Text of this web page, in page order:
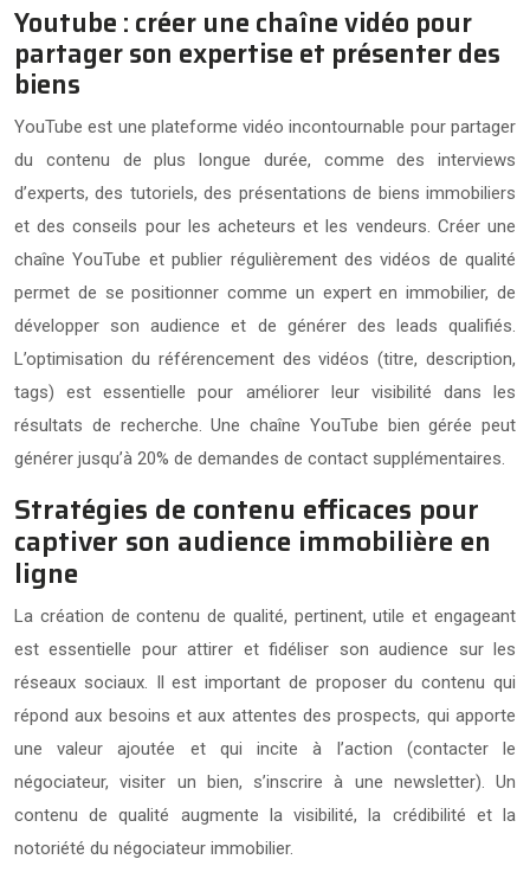
Youtube : créer une chaîne vidéo pour
partager son expertise et présenter des
biens
YouTube est une plateforme vidéo incontournable pour partager
du contenu de plus longue durée, comme des interviews
d’experts, des tutoriels, des présentations de biens immobiliers
et des conseils pour les acheteurs et les vendeurs. Créer une
chaîne YouTube et publier régulièrement des vidéos de qualité
permet de se positionner comme un expert en immobilier, de
développer son audience et de générer des leads qualifiés.
L’optimisation du référencement des vidéos (titre, description,
tags) est essentielle pour améliorer leur visibilité dans les
résultats de recherche. Une chaîne YouTube bien gérée peut
générer jusqu’à 20% de demandes de contact supplémentaires.
Stratégies de contenu efficaces pour
captiver son audience immobilière en
ligne
La création de contenu de qualité, pertinent, utile et engageant
est essentielle pour attirer et fidéliser son audience sur les
réseaux sociaux. Il est important de proposer du contenu qui
répond aux besoins et aux attentes des prospects, qui apporte
une valeur ajoutée et qui incite à l’action (contacter le
négociateur, visiter un bien, s’inscrire à une newsletter). Un
contenu de qualité augmente la visibilité, la crédibilité et la
notoriété du négociateur immobilier.